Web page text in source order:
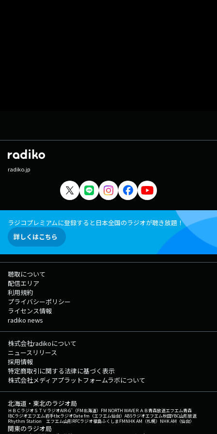
radiko.jp
ラジコプレミアムに登録すると日本全国のラジオが聴き放題！
詳しくはこちら
聴取について
配信エリア
利用規約
プライバシーポリシー
ライセンス情報
radiko news
株式会社radikoについて
ニュースリリース
採用情報
特定商取引に関する法律に基づく表示
株式会社メディアプラットフォームラボについて
北海道・東北のラジオ局
ＨＢＣラジオＳＴＶラジオAIR-G'（FM北海道） FM NORTH WAVEＲＡＢ青森放送エフエム青森
IBCラジオエフエム岩手tbcラジオDate fm（エフエム仙台） ABSラジオエフエム秋田YBC山形放送
Rhythm Station エフエム山形RFCラジオ福島ふくしまFMNHK AM（札幌） NHK AM（仙台）
関東のラジオ局